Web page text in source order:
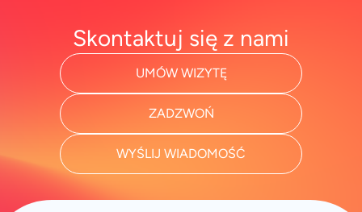
Skontaktuj się z nami
UMÓW WIZYTĘ
ZADZWOŃ
WYŚLIJ WIADOMOŚĆ